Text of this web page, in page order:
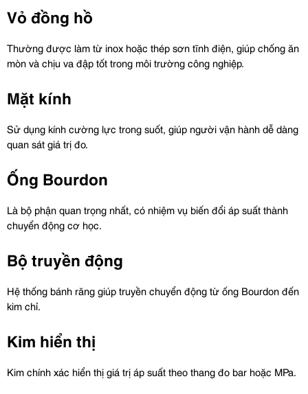
Vỏ đồng hồ
Thường được làm từ inox hoặc thép sơn tĩnh điện, giúp chống ăn
mòn và chịu va đập tốt trong môi trường công nghiệp.
Mặt kính
Sử dụng kính cường lực trong suốt, giúp người vận hành dễ dàng
quan sát giá trị đo.
Ống Bourdon
Là bộ phận quan trọng nhất, có nhiệm vụ biến đổi áp suất thành
chuyển động cơ học.
Bộ truyền động
Hệ thống bánh răng giúp truyền chuyển động từ ống Bourdon đến
kim chỉ.
Kim hiển thị
Kim chính xác hiển thị giá trị áp suất theo thang đo bar hoặc MPa.